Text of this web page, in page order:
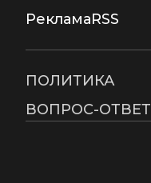
РекламаRSS
ПОЛИТИКА
ВОПРОС-ОТВЕТ